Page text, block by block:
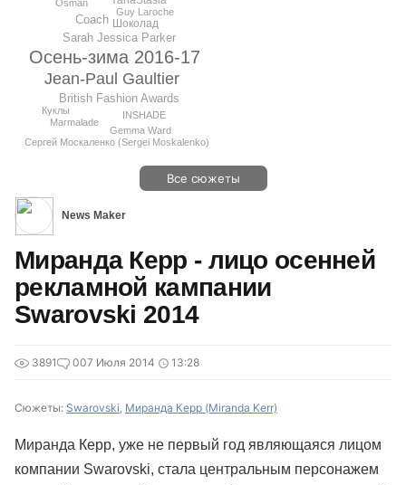
Осень-зима 2016-17
Jean-Paul Gaultier
Sarah Jessica Parker
Coach
British Fashion Awards
Шоколад
INSHADE
Guy Laroche
Gemma Ward
Куклы
Сергей Москаленко (Sergei Moskalenko)
Osman
Marmalade
Все сюжеты
News Maker
Миранда Керр - лицо осенней
рекламной кампании
Swarovski 2014
3891 007 Июля 2014 13:28
Сюжеты: Swarovski, Миранда Керр (Miranda Kerr)
Миранда Керр, уже не первый год являющаяся лицом
компании Swarovski, стала центральным персонажем